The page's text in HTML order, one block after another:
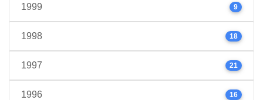
1999 9
1998 18
1997 21
1996 16